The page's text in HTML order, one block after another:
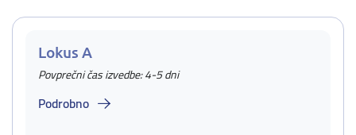
Lokus A
Povprečni čas izvedbe: 4-5 dni
Podrobno